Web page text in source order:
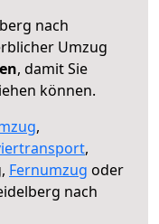
nach
Umzug
, damit Sie
können.
,
,
Fernumzug oder
nach